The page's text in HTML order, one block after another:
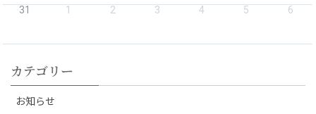
31 1 2 3 4 5 6
カテゴリー
お知らせ